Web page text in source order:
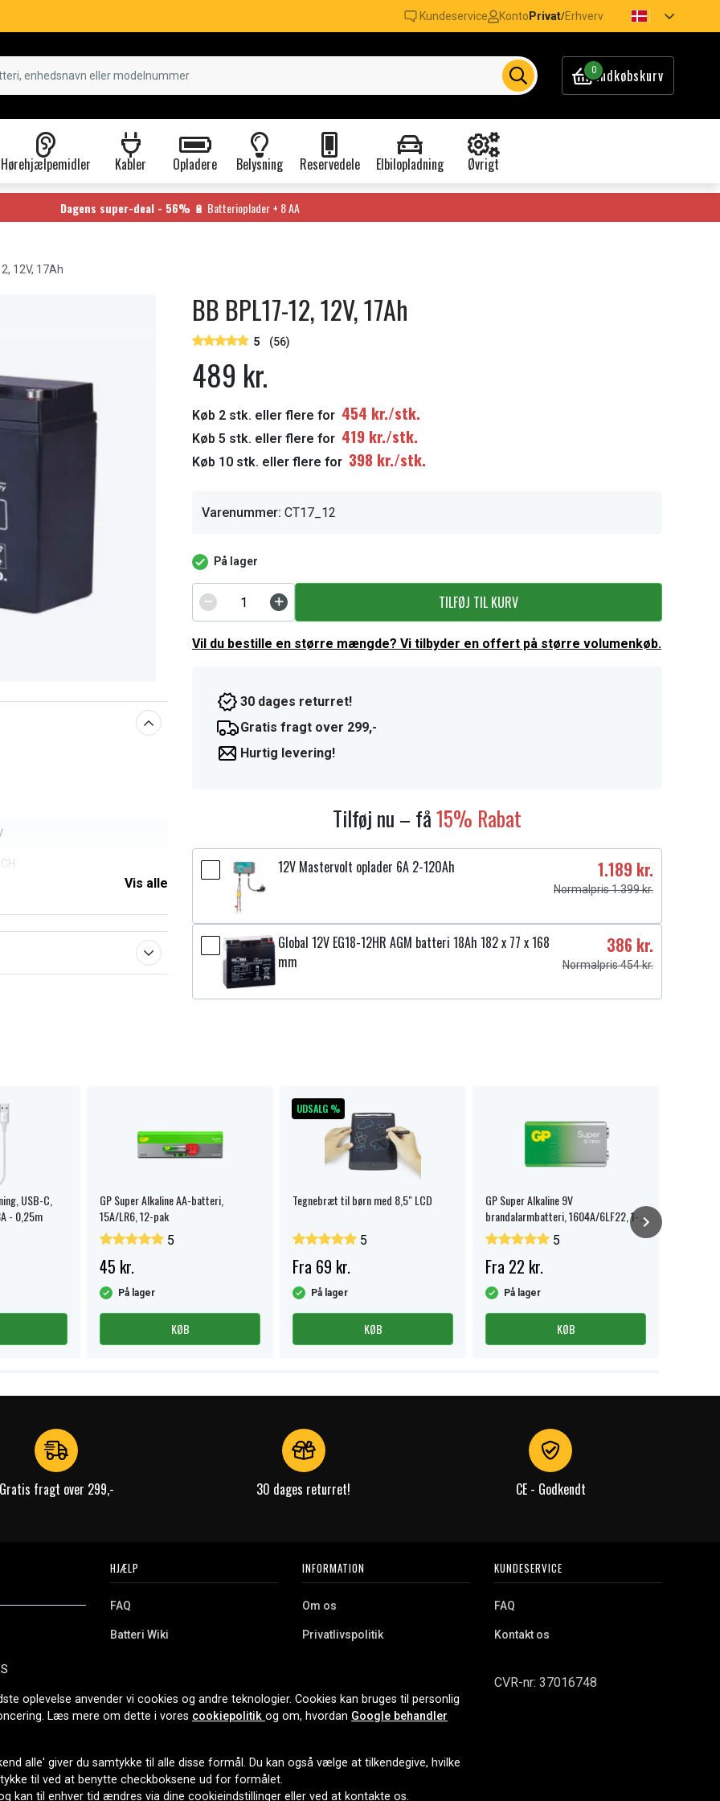
Kundeservice Konto Privat/Erhverv
0Indkøbskurv
Hørehjælpemidler Kabler Opladere Belysning Reservedele Elbilopladning Øvrigt
Dagens super-deal - 56% 🔋 Batterioplader + 8 AA
12V, 17Ah
Vis alle
BB BPL17-12, 12V, 17Ah
5 (56)
489 kr.
Køb 2 stk. eller flere for 454 kr./stk.
Køb 5 stk. eller flere for 419 kr./stk.
Køb 10 stk. eller flere for 398 kr./stk.
Varenummer: CT17_12
På lager
TILFØJ TIL KURV
Vil du bestille en større mængde? Vi tilbyder en offert på større volumenkøb.
30 dages returret!
Gratis fragt over 299,-
Hurtig levering!
Tilføj nu – få15% Rabat
12V Mastervolt oplader 6A 2-120Ah 1.189 kr.
Normalpris 1.399 kr.
Global 12V EG18-12HR AGM batteri 18Ah 182 x 77 x 168
mm
386 kr.
Normalpris 454 kr.
USB-C,
- 0,25m
GP Super Alkaline AA-batteri,
15A/LR6, 12-pak
5
45 kr.
På lager
KØB
UDSALG %
Tegnebræt til børn med 8,5" LCD
5
Fra 69 kr.
På lager
KØB
GP Super Alkaline 9V
brandalarmbatteri, 1604A/6LF22, 1-
pak.
5
Fra 22 kr.
På lager
KØB
Gratis fragt over 299,- 30 dages returret! CE - Godkendt
Vi tilbyder et
og meget
siden
HJÆLP
FAQ
Batteri Wiki
Erhvervskunde
INFORMATION
Om os
Privatlivspolitik
Cookies
KUNDESERVICE
FAQ
Kontakt os
CVR-nr: 37016748
LEVERINGSMULIGHEDER
oplevelse anvender vi cookies og andre teknologier. Cookies kan bruges til personlig
Læs mere om dette i vores cookiepolitik og om, hvordan Google behandler
alle' giver du samtykke til alle disse formål. Du kan også vælge at tilkendegive, hvilke
til ved at benytte checkboksene ud for formålet.
kan til enhver tid ændres via dine cookieindstillinger eller ved at kontakte os.